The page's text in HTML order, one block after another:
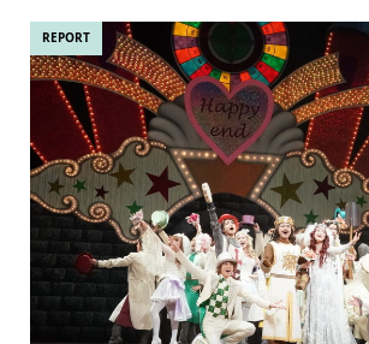
REPORT